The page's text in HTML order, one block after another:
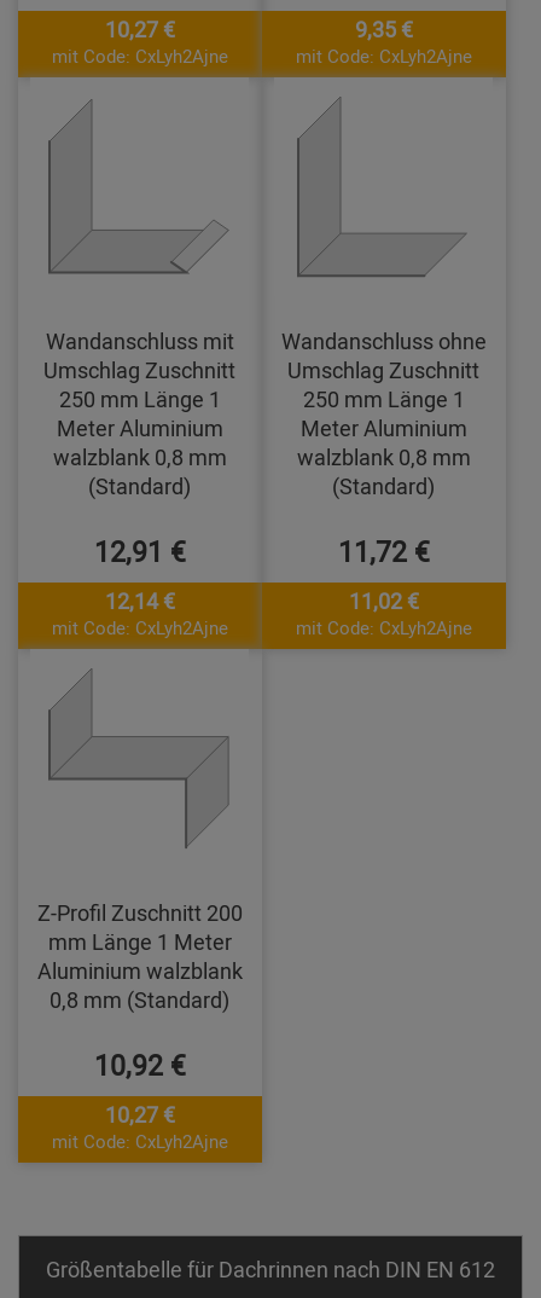
10,27 €
mit Code: CxLyh2Ajne
9,35 €
mit Code: CxLyh2Ajne
Wandanschluss mit
Umschlag Zuschnitt
250 mm Länge 1
Meter Aluminium
walzblank 0,8 mm
(Standard)
12,91 €
12,14 €
mit Code: CxLyh2Ajne
Wandanschluss ohne
Umschlag Zuschnitt
250 mm Länge 1
Meter Aluminium
walzblank 0,8 mm
(Standard)
11,72 €
11,02 €
mit Code: CxLyh2Ajne
Z-Profil Zuschnitt 200
mm Länge 1 Meter
Aluminium walzblank
0,8 mm (Standard)
10,92 €
10,27 €
mit Code: CxLyh2Ajne
Größentabelle für Dachrinnen nach DIN EN 612